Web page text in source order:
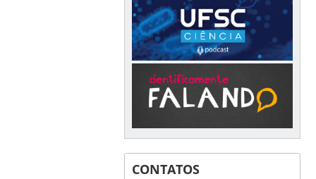
CONTATOS